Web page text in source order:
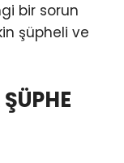
bir sorun
şüpheli ve